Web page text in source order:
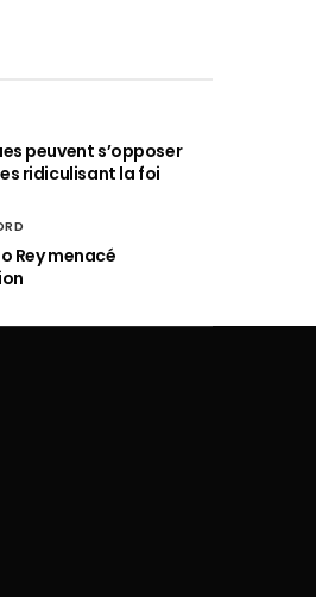
peuvent s’opposer
ridiculisant la foi
Rey menacé